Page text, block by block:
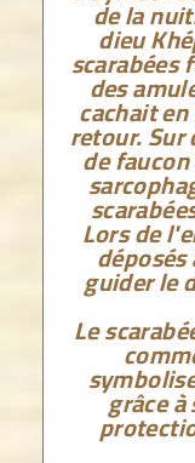
de la
dieu
scarabées
des
cachait
retour.
de
Lors de
guider le
Le
grâce